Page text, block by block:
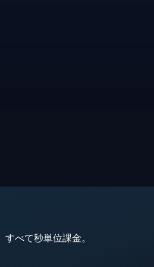
べて秒単位課金。